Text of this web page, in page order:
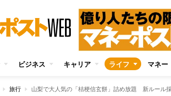
ビジネス キャリア ライフ マネー
旅行 山梨で大人気の「桔梗信玄餅」詰め放題 新ルール